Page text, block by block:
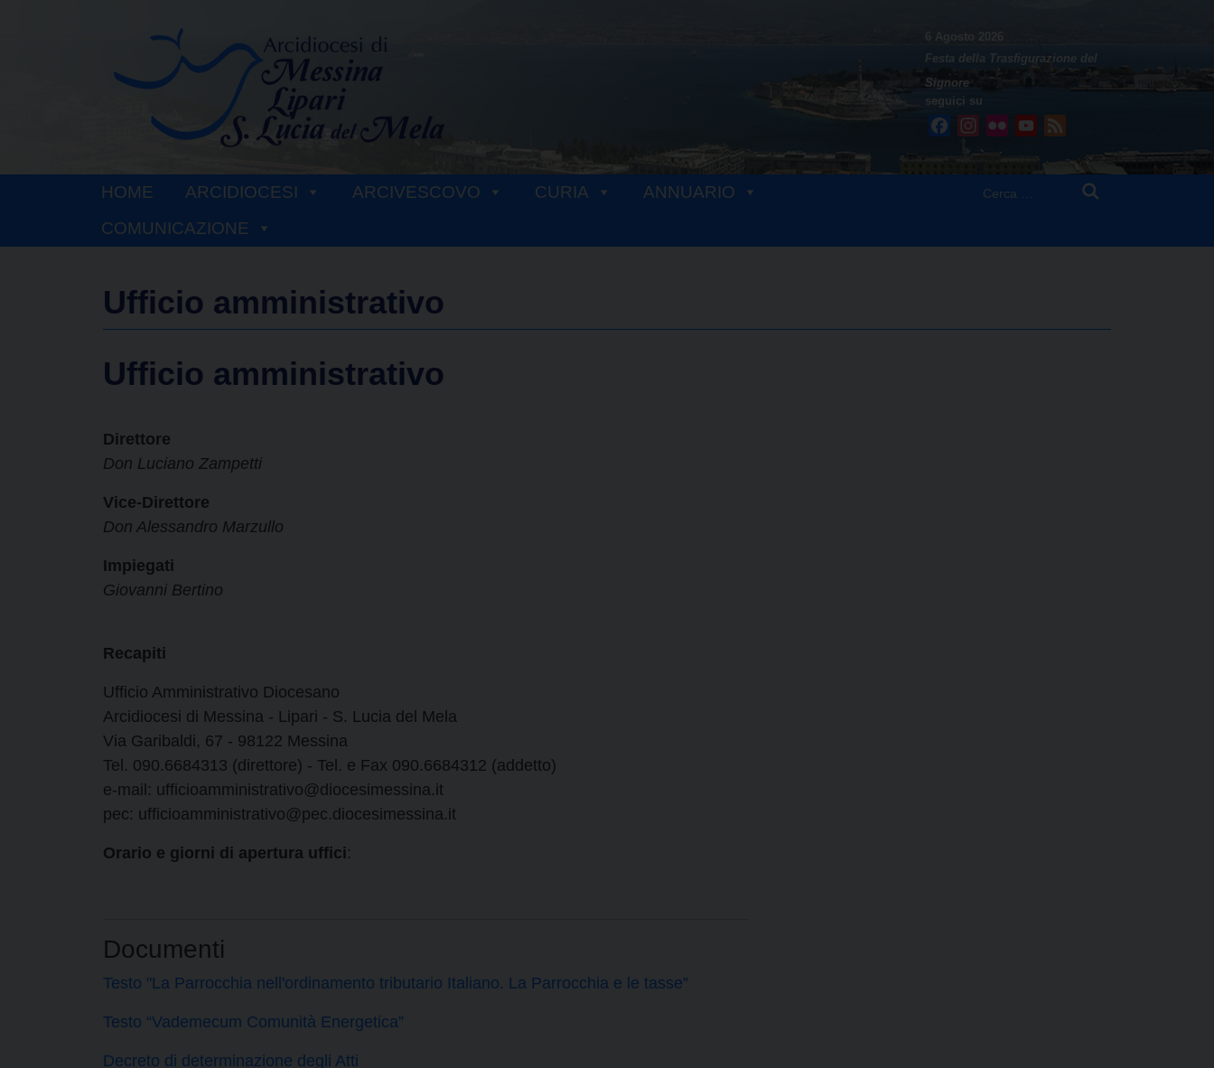
6 Agosto 2026
Festa della Trasfigurazione del
Signore
seguici su
FacebookInstagram
Flickr YouTube
HOME ARCIDIOCESI ARCIVESCOVO CURIA
ANNUARIO
COMUNICAZIONE
Ufficio amministrativo
Ufficio amministrativo
Direttore
Don Luciano Zampetti
Vice-Direttore
Don Alessandro Marzullo
Impiegati
Giovanni Bertino
Recapiti
Ufficio Amministrativo Diocesano
Arcidiocesi di Messina - Lipari - S. Lucia del Mela
Via Garibaldi, 67 - 98122 Messina
Tel. 090.6684313 (direttore) - Tel. e Fax 090.6684312 (addetto)
e-mail: ufficioamministrativo@diocesimessina.it
pec: ufficioamministrativo@pec.diocesimessina.it
Orario e giorni di apertura uffici:
Documenti
Testo "La Parrocchia nell'ordinamento tributario Italiano. La Parrocchia e le tasse”
Testo “Vademecum Comunità Energetica”
Decreto di determinazione degli Atti